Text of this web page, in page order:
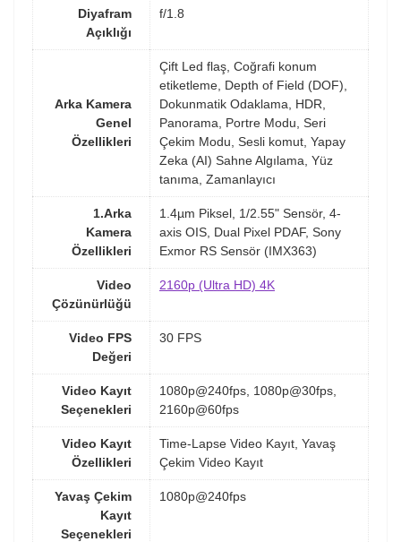
Diyafram
Açıklığı
f/1.8
Arka Kamera
Genel
Özellikleri
Çift Led flaş, Coğrafi konum
etiketleme, Depth of Field (DOF),
Dokunmatik Odaklama, HDR,
Panorama, Portre Modu, Seri
Çekim Modu, Sesli komut, Yapay
Zeka (AI) Sahne Algılama, Yüz
tanıma, Zamanlayıcı
1.Arka
Kamera
Özellikleri
1.4µm Piksel, 1/2.55" Sensör, 4-
axis OIS, Dual Pixel PDAF, Sony
Exmor RS Sensör (IMX363)
Video
Çözünürlüğü
2160p (Ultra HD) 4K
Video FPS
Değeri
30 FPS
Video Kayıt
Seçenekleri
1080p@240fps, 1080p@30fps,
2160p@60fps
Video Kayıt
Özellikleri
Time-Lapse Video Kayıt, Yavaş
Çekim Video Kayıt
Yavaş Çekim
Kayıt
Seçenekleri
1080p@240fps